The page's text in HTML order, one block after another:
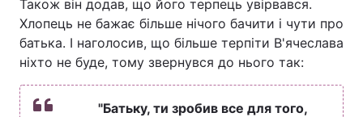
Також він додав, що його терпець увірвався.
Хлопець не бажає більше нічого бачити і чути про
батька. І наголосив, що більше терпіти В'ячеслава
ніхто не буде, тому звернувся до нього так:
"Батьку, ти зробив все для того,